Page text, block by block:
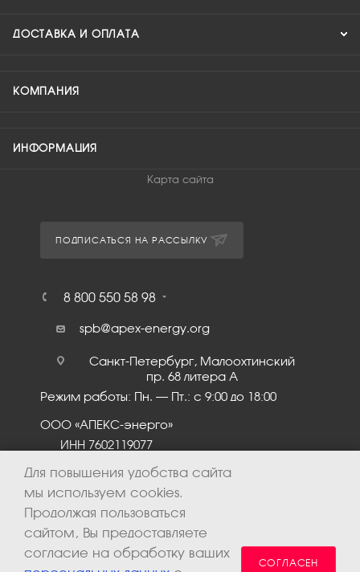
ДОСТАВКА И ОПЛАТА
КОМПАНИЯ
ИНФОРМАЦИЯ
Карта сайта
ПОДПИСАТЬСЯ НА РАССЫЛКУ
8 800 550 58 98
spb@apex-energy.org
Санкт-Петербург, Малоохтинский
пр. 68 литера А
Режим работы: Пн. – Пт.: с 9:00 до 18:00
ООО «АПЕКС-энерго»
ИНН 7602119077
Для повышения удобства сайта
мы используем cookies.
Продолжая пользоваться
сайтом, Вы предоставляете
согласие на обработку ваших
СОГЛАСЕН